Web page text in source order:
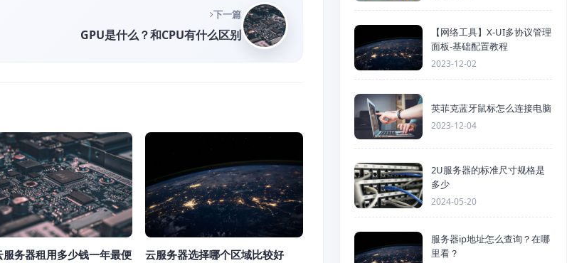
下一篇
GPU是什么？和CPU有什么区别
务器租用多少钱一年最便
云服务器选择哪个区域比较好
【网络工具】X-UI多协议管理
面板-基础配置教程
2023-12-02
英菲克蓝牙鼠标怎么连接电脑
2023-12-04
2U服务器的标准尺寸规格是
多少
2024-05-20
服务器ip地址怎么查询？在哪
里看？